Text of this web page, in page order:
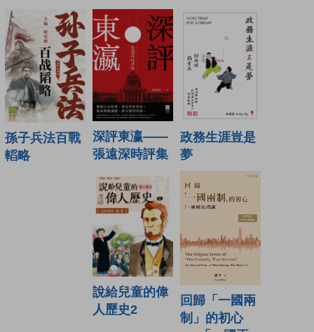
孫子兵法百戰
轁略
深評東瀛——
張遠深時評集
政務生涯豈是
夢
說給兒童的偉
人歷史2
回歸「一國兩
制」的初心